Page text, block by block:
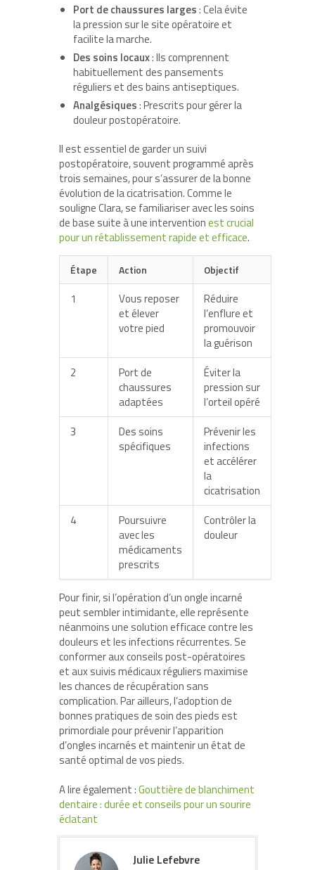
Port de chaussures larges: Cela évite
la pression sur le site opératoire et
facilite la marche.
Des soins locaux: Ils comprennent
habituellement des pansements
réguliers et des bains antiseptiques.
Analgésiques: Prescrits pour gérer la
douleur postopératoire.
Il est essentiel de garder un suivi
postopératoire, souvent programmé après
trois semaines, pour s’assurer de la bonne
évolution de la cicatrisation. Comme le
souligne Clara, se familiariser avec les soins
de base suite à une interventionest crucial
pour un rétablissement rapide et efficace.
Étape Action Objectif
1
Vous reposer
et élever
votre pied
Réduire
l’enflure et
promouvoir
la guérison
2
Port de
chaussures
adaptées
Éviter la
pression sur
l’orteil opéré
3
Des soins
spécifiques
Prévenir les
infections
et accélérer
la
cicatrisation
4
Poursuivre
avec les
médicaments
prescrits
Contrôler la
douleur
Pour finir, si l’opération d’un ongle incarné
peut sembler intimidante, elle représente
néanmoins une solution efficace contre les
douleurs et les infections récurrentes. Se
conformer aux conseils post-opératoires
et aux suivis médicaux réguliers maximise
les chances de récupération sans
complication. Par ailleurs, l’adoption de
bonnes pratiques de soin des pieds est
primordiale pour prévenir l’apparition
d’ongles incarnés et maintenir un état de
santé optimal de vos pieds.
A lire également :Gouttière de blanchiment
dentaire : durée et conseils pour un sourire
éclatant
Julie Lefebvre